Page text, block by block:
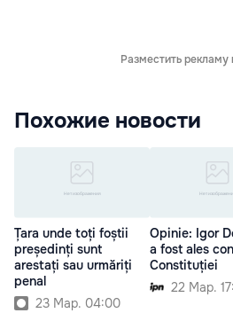
Разместить рекламу
Похожие новости
Țara unde toți foștii
președinți sunt
arestați sau urmăriți
penal
23 Мар. 04:00
Opinie: Igor
a fost ales
Constituției
22 Мар.